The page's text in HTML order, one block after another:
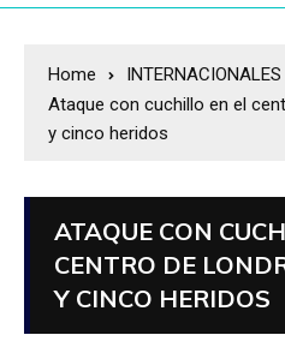
Home
INTERNACIONALES
Ataque con cuchillo en el
y cinco heridos
ATAQUE CON
CENTRO DE
Y CINCO HERIDOS